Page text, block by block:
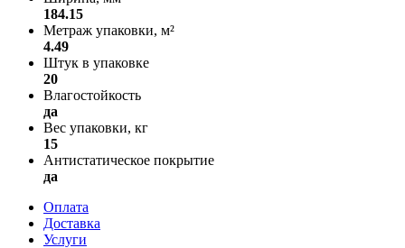
184.15
Метраж упаковки, м²
4.49
Штук в упаковке
20
Влагостойкость
да
Вес упаковки, кг
15
Антистатическое покрытие
да
Оплата
Доставка
Услуги